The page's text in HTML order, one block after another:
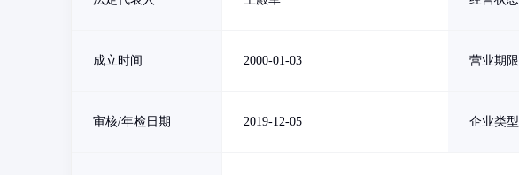
成立时间 2000-01-03 营业期限
审核/年检日期 2019-12-05 企业类型